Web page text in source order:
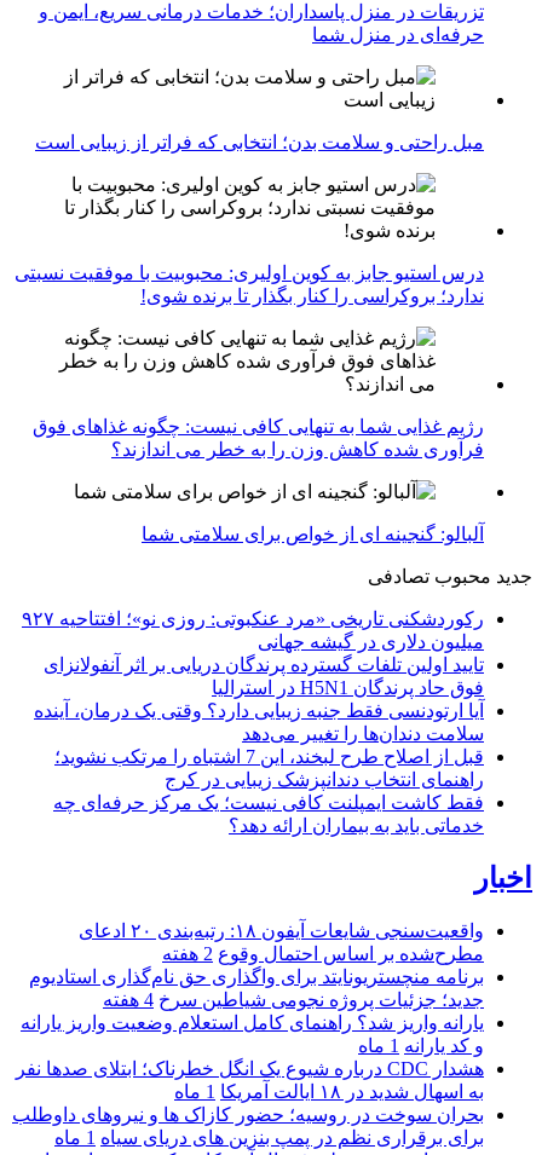
تزریقات در منزل پاسداران؛ خدمات درمانی سریع، ایمن و
حرفه‌ای در منزل شما
مبل راحتی و سلامت بدن؛ انتخابی که فراتر از زیبایی است
درس استیو جابز به کوین اولیری: محبوبیت با موفقیت نسبتی
ندارد؛ بروکراسی را کنار بگذار تا برنده شوی!
رژیم غذایی شما به تنهایی کافی نیست: چگونه غذاهای فوق
فرآوری شده کاهش وزن را به خطر می اندازند؟
آلبالو: گنجینه ای از خواص برای سلامتی شما
جدید محبوب تصادفی
رکوردشکنی تاریخی «مرد عنکبوتی: روزی نو»؛ افتتاحیه ۹۲۷
میلیون دلاری در گیشه جهانی
تایید اولین تلفات گسترده پرندگان دریایی بر اثر آنفولانزای
فوق حاد پرندگان H5N1 در استرالیا
آیا ارتودنسی فقط جنبه زیبایی دارد؟ وقتی یک درمان، آینده
سلامت دندان‌ها را تغییر می‌دهد
قبل از اصلاح طرح لبخند، این 7 اشتباه را مرتکب نشوید؛
راهنمای انتخاب دندانپزشک زیبایی در کرج
فقط کاشت ایمپلنت کافی نیست؛ یک مرکز حرفه‌ای چه
خدماتی باید به بیماران ارائه دهد؟
اخبار
واقعیت‌سنجی شایعات آیفون ۱۸: رتبه‌بندی ۲۰ ادعای
مطرح‌شده بر اساس احتمال وقوع 2 هفته
برنامه منچستریونایتد برای واگذاری حق نام‌گذاری استادیوم
جدید؛ جزئیات پروژه نجومی شیاطین سرخ 4 هفته
یارانه واریز شد؟ راهنمای کامل استعلام وضعیت واریز یارانه
و کد یارانه 1 ماه
هشدار CDC درباره شیوع یک انگل خطرناک؛ ابتلای صدها نفر
به اسهال شدید در ۱۸ ایالت آمریکا
1 ماه
بحران سوخت در روسیه؛ حضور کازاک‌ ها و نیروهای داوطلب
برای برقراری نظم در پمپ بنزین‌ های دریای سیاه 1 ماه